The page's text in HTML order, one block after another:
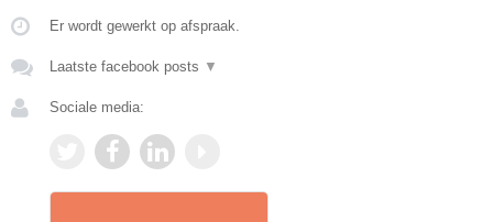
Er wordt gewerkt op afspraak.
Laatste facebook posts ▼
Sociale media: